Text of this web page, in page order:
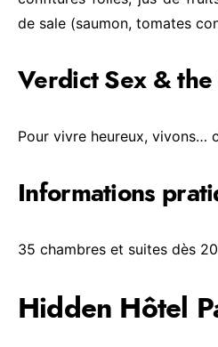
de sale (saumon, tomates
Verdict Sex &
Pour vivre heureux, vivons…
Informations
35 chambres et suites dès
Hidden Hôtel